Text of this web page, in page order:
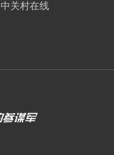
中关村在线